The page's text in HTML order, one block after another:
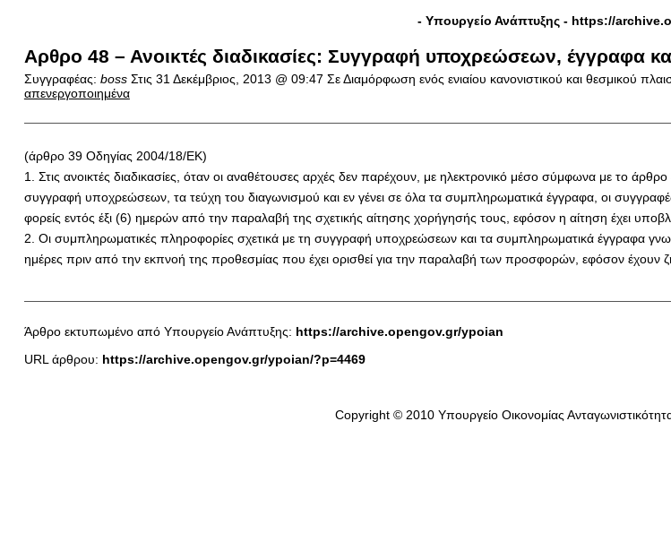
- Υπουργείο Ανάπτυξης - https://
Αρθρο 48 – Ανοικτές διαδικασίες: Συγγραφή υποχρεώσεων, έγγραφα
Συγγραφέας: bossΣτις 31 Δεκέμβριος, 2013 @ 09:47 Σε Διαμόρφωση ενός ενιαίου κανονιστικού και θεσμικού
απενεργοποιημένα
(άρθρο 39 Oδηγίας 2004/18/ΕΚ)
1. Στις ανοικτές διαδικασίες, όταν οι αναθέτουσες αρχές δεν παρέχουν, με ηλεκτρονικό μέσο σύμφωνα με το
συγγραφή υποχρεώσεων, τα τεύχη του διαγωνισμού και εν γένει σε όλα τα συμπληρωματικά έγγραφα, οι
φορείς εντός έξι (6) ημερών από την παραλαβή της σχετικής αίτησης χορήγησής τους, εφόσον η αίτηση έχει
2. Οι συμπληρωματικές πληροφορίες σχετικά με τη συγγραφή υποχρεώσεων και τα συμπληρωματικά έγγραφα
ημέρες πριν από την εκπνοή της προθεσμίας που έχει ορισθεί για την παραλαβή των προσφορών, εφόσον έχουν
Άρθρο εκτυπωμένο από Υπουργείο Ανάπτυξης: https://archive.opengov.gr/ypoian
URL άρθρου: https://archive.opengov.gr/ypoian/?p=4469
Copyright © 2010 Υπουργείο Oικονομίας